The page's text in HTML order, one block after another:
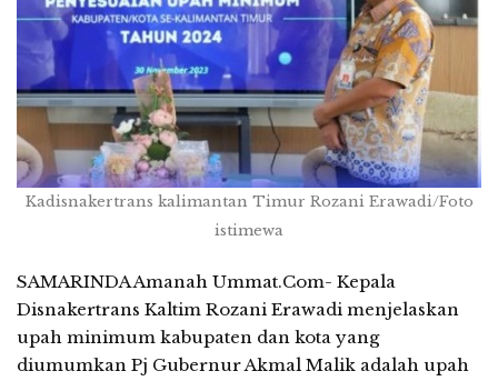
Kadisnakertrans kalimantan Timur Rozani Erawadi/Foto
istimewa
SAMARINDA Amanah Ummat.Com- Kepala
Disnakertrans Kaltim Rozani Erawadi menjelaskan
upah minimum kabupaten dan kota yang
diumumkan Pj Gubernur Akmal Malik adalah upah